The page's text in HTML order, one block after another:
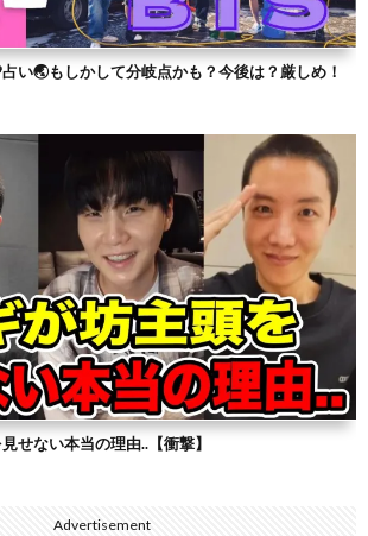
い🌏もしかして分岐点かも？今後は？厳しめ！
せない本当の理由..【衝撃】
Advertisement